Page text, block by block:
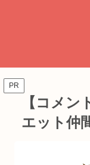
PR
【コメン
エット仲